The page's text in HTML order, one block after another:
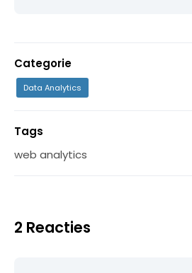
Categorie
Data Analytics
Tags
web analytics
2 Reacties